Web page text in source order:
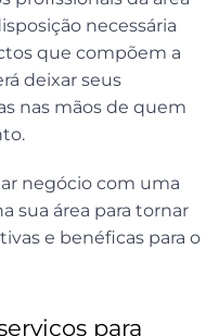
necessária
que compõem a
deixar seus
nas mãos de quem
negócio com uma
sua área para tornar
e benéficas para o
para